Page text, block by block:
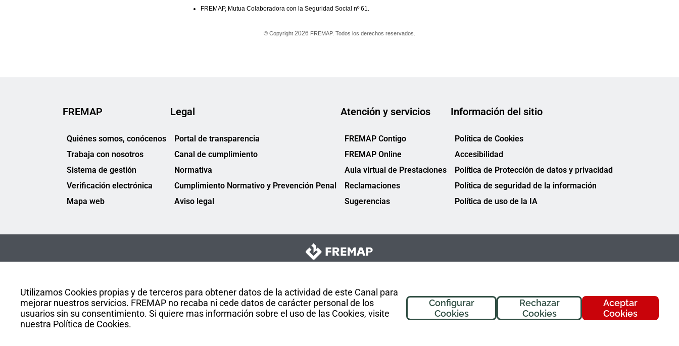
Utilizamos Cookies propias y de terceros para obtener datos de la actividad de este Canal para
mejorar nuestros servicios. FREMAP no recaba ni cede datos de carácter personal de los
usuarios sin su consentimiento. Si quiere mas información sobre el uso de las Cookies, visite
nuestra Política de Cookies.
Aceptar
Cookies
Rechazar
Cookies
Configurar
Cookies
FREMAP
Quiénes somos, conócenos
Trabaja con nosotros
Sistema de gestión
Verificación electrónica
Mapa web
Legal
Portal de transparencia
Canal de cumplimiento
Normativa
Cumplimiento Normativo y Prevención Penal
Aviso legal
Atención y servicios
FREMAP Contigo
FREMAP Online
Aula virtual de Prestaciones
Reclamaciones
Sugerencias
Información del sitio
Política de Cookies
Accesibilidad
Política de Protección de datos y privacidad
Política de seguridad de la información
Política de uso de la IA